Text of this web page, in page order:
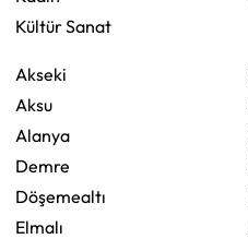
Kültür Sanat
Akseki
Aksu
Alanya
Demre
Döşemealtı
Elmalı